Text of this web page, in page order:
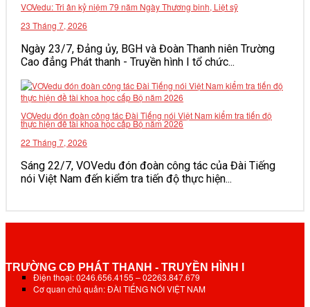
VOVedu: Tri ân kỷ niệm 79 năm Ngày Thương binh, Liệt sỹ
23 Tháng 7, 2026
Ngày 23/7, Đảng ủy, BGH và Đoàn Thanh niên Trường
Cao đẳng Phát thanh - Truyền hình I tổ chức...
VOVedu đón đoàn công tác Đài Tiếng nói Việt Nam kiểm tra tiến độ
thực hiện đề tài khoa học cấp Bộ năm 2026
22 Tháng 7, 2026
Sáng 22/7, VOVedu đón đoàn công tác của Đài Tiếng
nói Việt Nam đến kiểm tra tiến độ thực hiện...
TRƯỜNG CĐ PHÁT THANH - TRUYỀN HÌNH I
Điện thoại: 0246.656.4155 – 02263.847.679
Cơ quan chủ quản: ĐÀI TIẾNG NÓI VIỆT NAM